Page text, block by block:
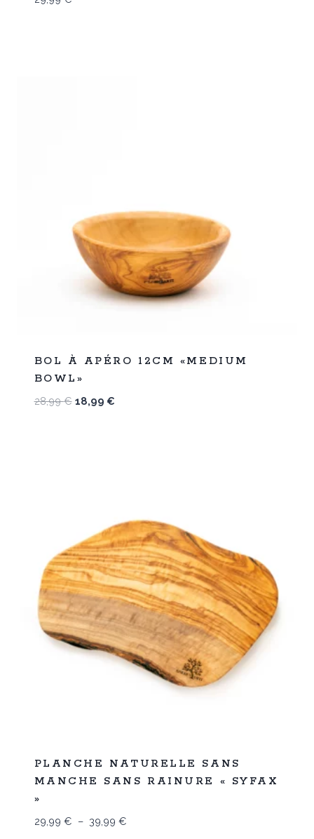
-
34
BOL À APÉRO 12CM «MEDIUM
BOWL»
28,99€ Le
18,99 €Le
-
25
PLANCHE NATURELLE SANS
MANCHE SANS RAINURE « SYFAX
»
29,99 € – 39,99 €Plage